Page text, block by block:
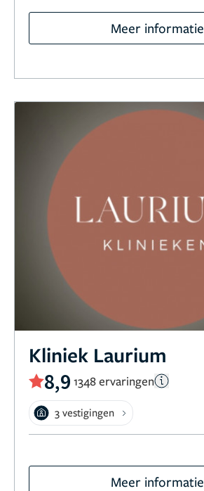
Meer informatie
Kliniek Laurium
8,9 1348 ervaringen
3 vestigingen
Meer informatie